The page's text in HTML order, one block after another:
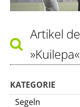
Artikel
»Kuilepa«
KATEGORIE
Segeln